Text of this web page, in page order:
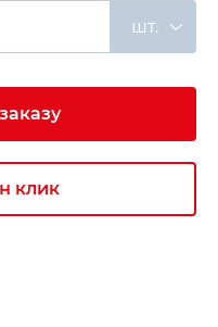
шт.
клик